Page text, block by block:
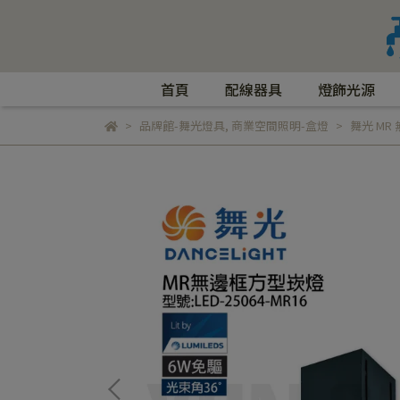
首頁 配線器具 燈飾光源
品牌館-舞光燈具, 商業空間照明-盒燈 舞光 MR